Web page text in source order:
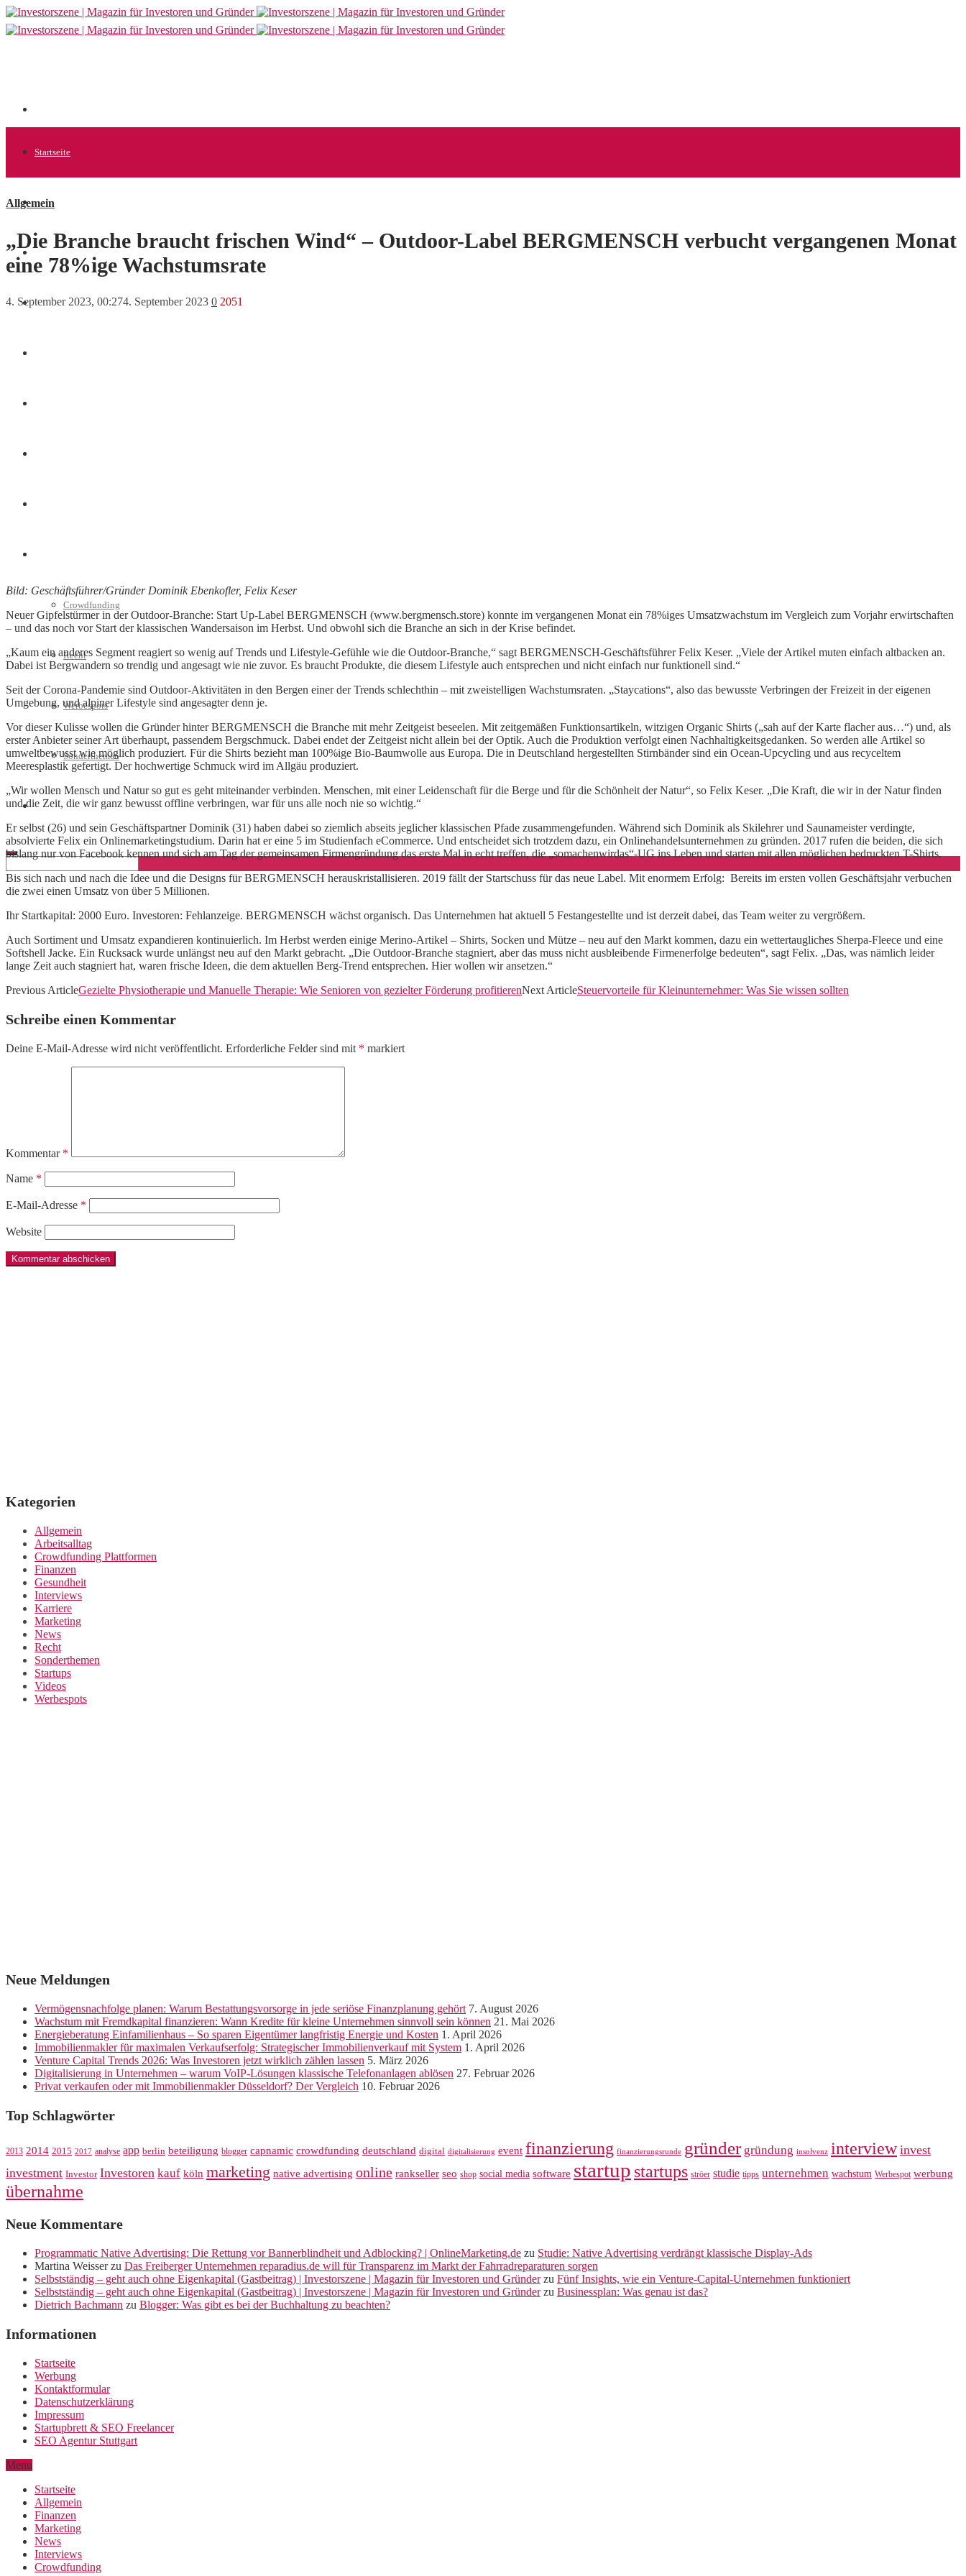
Startseite
Allgemein
News
Crowdfunding
Recht
Werbespots
Sonderthemen
Geschäftskonto eröffnen
Allgemein
„Die Branche braucht frischen Wind“ – Outdoor-Label BERGMENSCH verbucht vergangenen Monat
eine 78%ige Wachstumsrate
4. September 2023, 00:274. September 2023 0 2051
Bild: Geschäftsführer/Gründer Dominik Ebenkofler, Felix Keser
Neuer Gipfelstürmer in der Outdoor-Branche: Start Up-Label BERGMENSCH (www.bergmensch.store) konnte im vergangenen Monat ein 78%iges Umsatzwachstum im Vergleich zum Vorjahr erwirtschaften
– und das noch vor Start der klassischen Wandersaison im Herbst. Und obwohl sich die Branche an sich in der Krise befindet.
„Kaum ein anderes Segment reagiert so wenig auf Trends und Lifestyle-Gefühle wie die Outdoor-Branche,“ sagt BERGMENSCH-Geschäftsführer Felix Keser. „Viele der Artikel muten einfach altbacken an.
Dabei ist Bergwandern so trendig und angesagt wie nie zuvor. Es braucht Produkte, die diesem Lifestyle auch entsprechen und nicht einfach nur funktionell sind.“
Seit der Corona-Pandemie sind Outdoor-Aktivitäten in den Bergen einer der Trends schlechthin – mit zweistelligen Wachstumsraten. „Staycations“, also das bewusste Verbringen der Freizeit in der eigenen
Umgebung, und alpiner Lifestyle sind angesagter denn je.
Vor dieser Kulisse wollen die Gründer hinter BERGMENSCH die Branche mit mehr Zeitgeist beseelen. Mit zeitgemäßen Funktionsartikeln, witzigen Organic Shirts („sah auf der Karte flacher aus…“) und, als
erster Anbieter seiner Art überhaupt, passendem Bergschmuck. Dabei endet der Zeitgeist nicht allein bei der Optik. Auch die Produktion verfolgt einen Nachhaltigkeitsgedanken. So werden alle Artikel so
umweltbewusst wie möglich produziert. Für die Shirts bezieht man 100%ige Bio-Baumwolle aus Europa. Die in Deutschland hergestellten Stirnbänder sind ein Ocean-Upcycling und aus recyceltem
Meeresplastik gefertigt. Der hochwertige Schmuck wird im Allgäu produziert.
„Wir wollen Mensch und Natur so gut es geht miteinander verbinden. Menschen, mit einer Leidenschaft für die Berge und für die Schönheit der Natur“, so Felix Keser. „Die Kraft, die wir in der Natur finden
und die Zeit, die wir ganz bewusst offline verbringen, war für uns alle noch nie so wichtig.“
Er selbst (26) und sein Geschäftspartner Dominik (31) haben dabei so ziemlich abseits jeglicher klassischen Pfade zusammengefunden. Während sich Dominik als Skilehrer und Saunameister verdingte,
absolvierte Felix ein Onlinemarketingstudium. Darin hat er eine 5 im Studienfach eCommerce. Und entscheidet sich trotzdem dazu, ein Onlinehandelsunternehmen zu gründen. 2017 rufen die beiden, die sich
bislang nur von Facebook kennen und sich am Tag der gemeinsamen Firmengründung das erste Mal in echt treffen, die „somachenwirdas“-UG ins Leben und starten mit allen möglichen bedruckten T-Shirts.
Bis sich nach und nach die Idee und die Designs für BERGMENSCH herauskristallisieren. 2019 fällt der Startschuss für das neue Label. Mit enormem Erfolg: Bereits im ersten vollen Geschäftsjahr verbuchen
die zwei einen Umsatz von über 5 Millionen.
Ihr Startkapital: 2000 Euro. Investoren: Fehlanzeige. BERGMENSCH wächst organisch. Das Unternehmen hat aktuell 5 Festangestellte und ist derzeit dabei, das Team weiter zu vergrößern.
Auch Sortiment und Umsatz expandieren kontinuierlich. Im Herbst werden einige Merino-Artikel – Shirts, Socken und Mütze – neu auf den Markt kommen, dazu ein wettertaugliches Sherpa-Fleece und eine
Softshell Jacke. Ein Rucksack wurde unlängst neu auf den Markt gebracht. „Die Outdoor-Branche stagniert, aber das muss nicht ausbleibende Firmenerfolge bedeuten“, sagt Felix. „Das, was nämlich leider
lange Zeit auch stagniert hat, waren frische Ideen, die dem aktuellen Berg-Trend entsprechen. Hier wollen wir ansetzen.“
Previous ArticleGezielte Physiotherapie und Manuelle Therapie: Wie Senioren von gezielter Förderung profitierenNext ArticleSteuervorteile für Kleinunternehmer: Was Sie wissen sollten
Schreibe einen Kommentar
Deine E-Mail-Adresse wird nicht veröffentlicht. Erforderliche Felder sind mit * markiert
Kommentar *
Name *
E-Mail-Adresse *
Website
Kategorien
Allgemein
Arbeitsalltag
Crowdfunding Plattformen
Finanzen
Gesundheit
Interviews
Karriere
Marketing
News
Recht
Sonderthemen
Startups
Videos
Werbespots
Neue Meldungen
Vermögensnachfolge planen: Warum Bestattungsvorsorge in jede seriöse Finanzplanung gehört 7. August 2026
Wachstum mit Fremdkapital finanzieren: Wann Kredite für kleine Unternehmen sinnvoll sein können 21. Mai 2026
Energieberatung Einfamilienhaus – So sparen Eigentümer langfristig Energie und Kosten 1. April 2026
Immobilienmakler für maximalen Verkaufserfolg: Strategischer Immobilienverkauf mit System 1. April 2026
Venture Capital Trends 2026: Was Investoren jetzt wirklich zählen lassen 5. März 2026
Digitalisierung in Unternehmen – warum VoIP-Lösungen klassische Telefonanlagen ablösen 27. Februar 2026
Privat verkaufen oder mit Immobilienmakler Düsseldorf? Der Vergleich 10. Februar 2026
Top Schlagwörter
2013 2014 2015 2017 analyse app berlin beteiligung blogger capnamic crowdfunding deutschland digital digitalisierung event finanzierung finanzierungsrunde gründer gründung insolvenz interview invest
investment Investor Investoren kauf köln marketing native advertising online rankseller seo shop social media software startup startups ströer studie tipps unternehmen wachstum Werbespot werbung
übernahme
Neue Kommentare
Programmatic Native Advertising: Die Rettung vor Bannerblindheit und Adblocking? | OnlineMarketing.de zu Studie: Native Advertising verdrängt klassische Display-Ads
Martina Weisserzu Das Freiberger Unternehmen reparadius.de will für Transparenz im Markt der Fahrradreparaturen sorgen
Selbstständig – geht auch ohne Eigenkapital (Gastbeitrag) | Investorszene | Magazin für Investoren und Gründerzu Fünf Insights, wie ein Venture-Capital-Unternehmen funktioniert
Selbstständig – geht auch ohne Eigenkapital (Gastbeitrag) | Investorszene | Magazin für Investoren und Gründerzu Businessplan: Was genau ist das?
Dietrich Bachmann zu Blogger: Was gibt es bei der Buchhaltung zu beachten?
Informationen
Startseite
Werbung
Kontaktformular
Datenschutzerklärung
Impressum
Startupbrett & SEO Freelancer
SEO Agentur Stuttgart
Menu
Startseite
Allgemein
Finanzen
Marketing
News
Interviews
Crowdfunding